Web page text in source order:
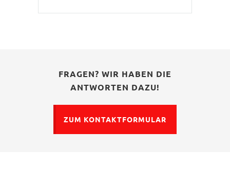
FRAGEN? WIR HABEN DIE
ANTWORTEN DAZU!
ZUM KONTAKTFORMULAR